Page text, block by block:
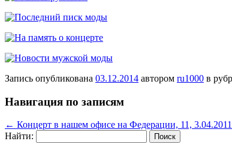
Запись опубликована 03.12.2014 автором ru1000 в
Навигация по записям
← Концерт в нашем офисе на Федерации, 11,
Найти: